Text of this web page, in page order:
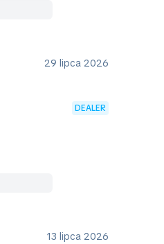
29 lipca 2026
DEALER
13 lipca 2026